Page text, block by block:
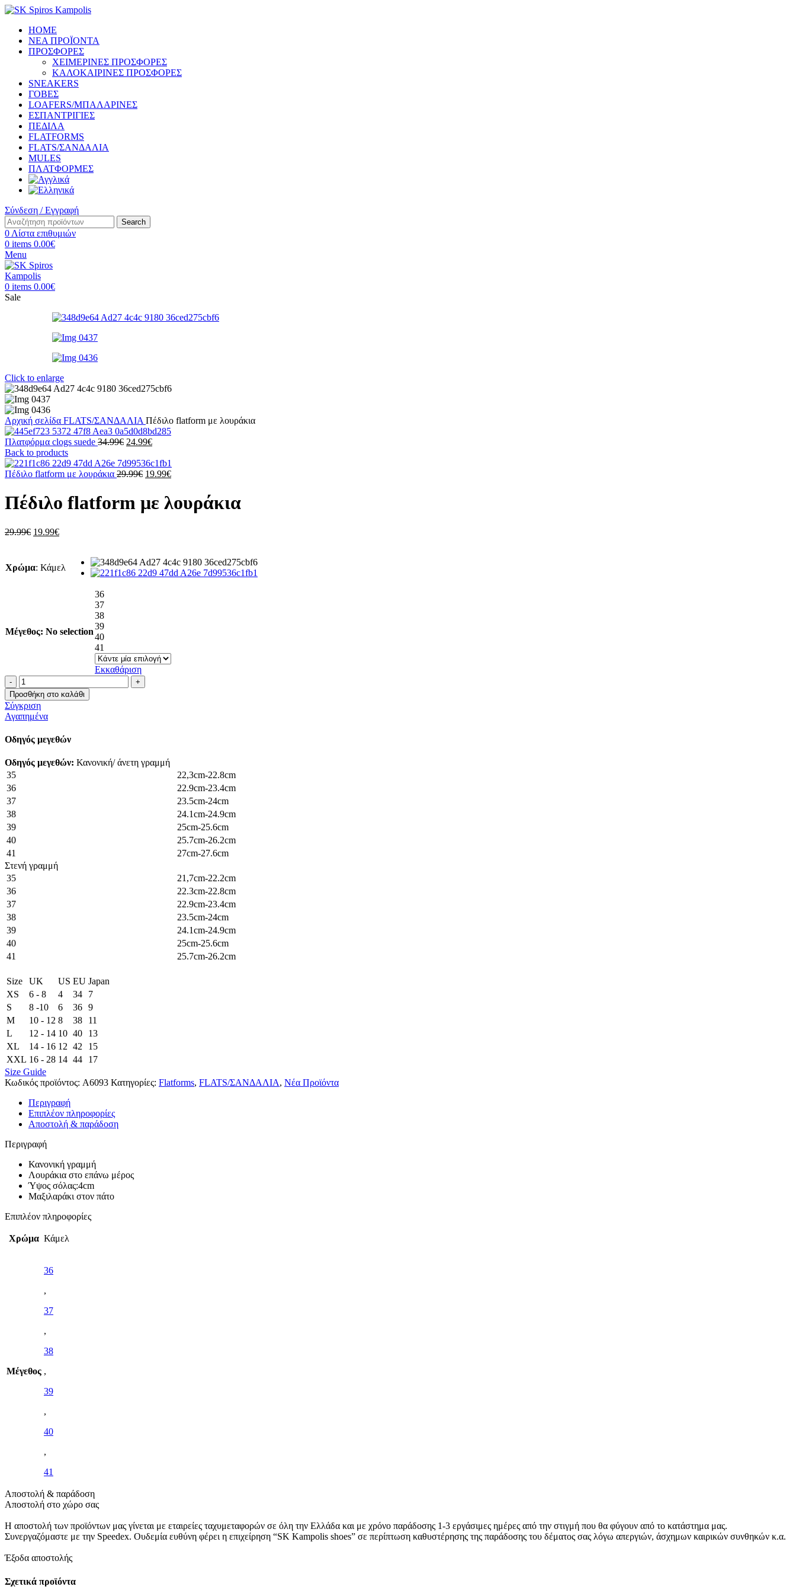
HOME
ΝΕΑ ΠΡΟΪΟΝΤΑ
ΠΡΟΣΦΟΡΕΣ
ΧΕΙΜΕΡΙΝΕΣ ΠΡΟΣΦΟΡΕΣ
ΚΑΛΟΚΑΙΡΙΝΕΣ ΠΡΟΣΦΟΡΕΣ
SNEAKERS
ΓΟΒΕΣ
LOAFERS/ΜΠΑΛΑΡΙΝΕΣ
ΕΣΠΑΝΤΡΙΓΙΕΣ
ΠΕΔΙΛΑ
FLATFORMS
FLATS/ΣΑΝΔΑΛΙΑ
MULES
ΠΛΑΤΦΟΡΜΕΣ
Σύνδεση / Εγγραφή
Search
0 Λίστα επιθυμιών
0 items 0.00€
Menu
0 items 0.00€
Sale
Click to enlarge
Αρχική σελίδα FLATS/ΣΑΝΔΑΛΙΑ Πέδιλο flatform με λουράκια
Πλατφόρμα clogs suede 34.99€ Original
was:
34.99€.
24.99€Η
τιμή
είναι:
Back to products
Πέδιλο flatform με λουράκια 29.99€ Original
29.99€.
19.99€Η
είναι:
19.99€.
Πέδιλο flatform με λουράκια
29.99€ Original
29.99€.
19.99€Η
είναι:
19.99€.
Χρώμα: Κάμελ
Μέγεθος: No selection
36
37
38
39
40
41
Εκκαθάριση
Πέδιλο
flatform
με
λουράκια
ποσότητα
Προσθήκη στο καλάθι
Σύγκριση
Αγαπημένα
Οδηγός μεγεθών
Οδηγός μεγεθών: Κανονική/ άνετη γραμμή
35
22,3cm-22.8cm
36
22.9cm-23.4cm
37
23.5cm-24cm
38
24.1cm-24.9cm
39
25cm-25.6cm
40
25.7cm-26.2cm
41
27cm-27.6cm
Στενή γραμμή
35
21,7cm-22.2cm
36
22.3cm-22.8cm
37
22.9cm-23.4cm
38
23.5cm-24cm
39
24.1cm-24.9cm
40
25cm-25.6cm
41
25.7cm-26.2cm
Size UK US EU Japan
XS
6 - 8 4 34
7
S
8 -10 6 36 9
M
10 - 12 8 38
11
L
12 - 14 10 40
13
XL
14 - 16 12 42
15
XXL 16 - 28 14 44
17
Size Guide
Κωδικός προϊόντος: A6093 Κατηγορίες: Flatforms, FLATS/ΣΑΝΔΑΛΙΑ, Νέα Προϊόντα
Περιγραφή
Επιπλέον πληροφορίες
Αποστολή & παράδοση
Περιγραφή
Κανονική γραμμή
Λουράκια στο επάνω μέρος
Ύψος σόλας:4cm
Μαξιλαράκι στον πάτο
Επιπλέον πληροφορίες
Χρώμα Κάμελ
Μέγεθος
36
,
37
,
38
,
39
,
40
,
41
Αποστολή & παράδοση
Αποστολή στο χώρο σας
Η αποστολή των προϊόντων μας γίνεται με εταιρείες ταχυμεταφορών σε όλη την Ελλάδα και με χρόνο παράδοσης 1-3 εργάσιμες ημέρες από την στιγμή που θα φύγουν από το κατάστημα μας.
Συνεργαζόμαστε με την Speedex. Oυδεμία ευθύνη φέρει η επιχείρηση “SK Kampolis shoes” σε περίπτωση καθυστέρησης της παράδοσης του δέματος σας λόγω απεργιών, άσχημων καιρικών συνθηκών κ.α.
Έξοδα αποστολής
Σχετικά προϊόντα